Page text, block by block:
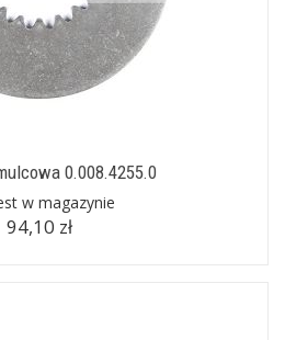
0.008.4255.0
w magazynie
94,10 zł